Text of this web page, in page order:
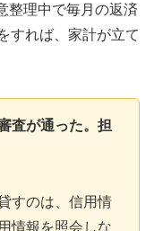
整理中で毎月の返済
すれば、家計が立て
査が通った。担
すのは、信用情
情報を照会しな